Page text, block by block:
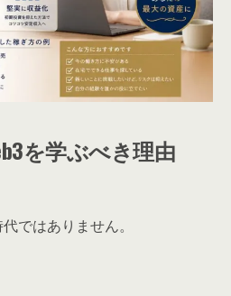
を学ぶべき理由
ではありません。